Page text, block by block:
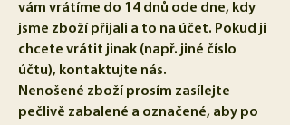
vám vrátíme do 14 dnů ode dne, kdy
jsme zboží přijali a to na účet. Pokud ji
chcete vrátit jinak (např. jiné číslo
účtu), kontaktujte nás.
Nenošené zboží prosím zasílejte
pečlivě zabalené a označené, aby po